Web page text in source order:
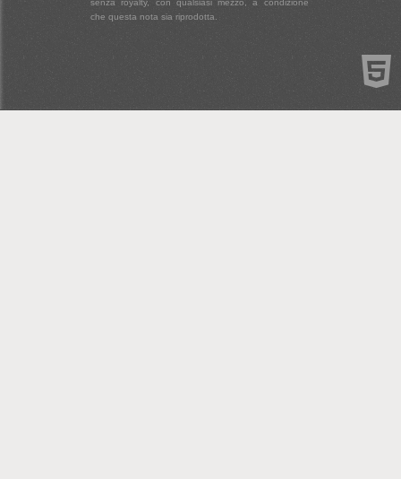
che questa nota sia riprodotta.